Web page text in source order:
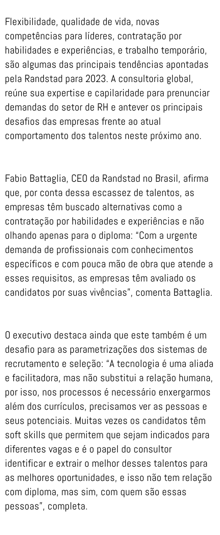
Flexibilidade, qualidade de vida, novas
competências para líderes, contratação por
habilidades e experiências, e trabalho temporário,
são algumas das principais tendências apontadas
pela Randstad para 2023. A consultoria global,
reúne sua expertise e capilaridade para prenunciar
demandas do setor de RH e antever os principais
desafios das empresas frente ao atual
comportamento dos talentos neste próximo ano.
Fabio Battaglia, CEO da Randstad no Brasil, afirma
que, por conta dessa escassez de talentos, as
empresas têm buscado alternativas como a
contratação por habilidades e experiências e não
olhando apenas para o diploma: “Com a urgente
demanda de profissionais com conhecimentos
específicos e com pouca mão de obra que atende a
esses requisitos, as empresas têm avaliado os
candidatos por suas vivências”, comenta Battaglia.
O executivo destaca ainda que este também é um
desafio para as parametrizações dos sistemas de
recrutamento e seleção: “A tecnologia é uma aliada
e facilitadora, mas não substitui a relação humana,
por isso, nos processos é necessário enxergarmos
além dos currículos, precisamos ver as pessoas e
seus potenciais. Muitas vezes os candidatos têm
soft skills que permitem que sejam indicados para
diferentes vagas e é o papel do consultor
identificar e extrair o melhor desses talentos para
as melhores oportunidades, e isso não tem relação
com diploma, mas sim, com quem são essas
pessoas”, completa.